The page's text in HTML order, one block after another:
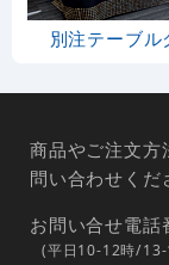
別注テーブル
商品やご注文方
問い合わせくだ
お問い合せ電話
(平日10-12時/13-